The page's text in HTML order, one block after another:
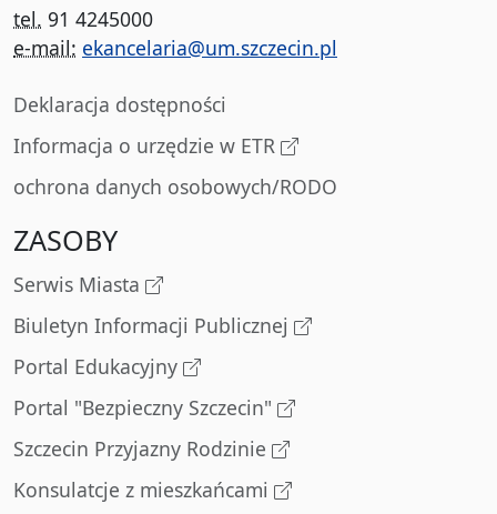
tel. 91 4245000
e-mail: ekancelaria@um.szczecin.pl
Deklaracja dostępności
Informacja o urzędzie w ETR
ochrona danych osobowych/RODO
ZASOBY
Serwis Miasta
Biuletyn Informacji Publicznej
Portal Edukacyjny
Portal "Bezpieczny Szczecin"
Szczecin Przyjazny Rodzinie
Konsulatcje z mieszkańcami